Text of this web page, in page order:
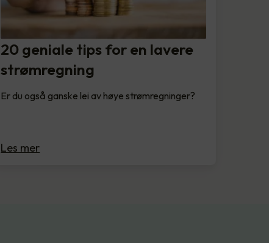
20 geniale tips for en lavere
strømregning
Er du også ganske lei av høye strømregninger?
Les mer